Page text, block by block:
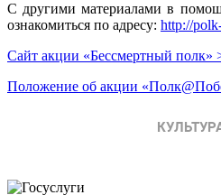
С другими материалами в
ознакомиться по адресу: http://
Сайт акции «Бессмертный полк»
Положение об акции